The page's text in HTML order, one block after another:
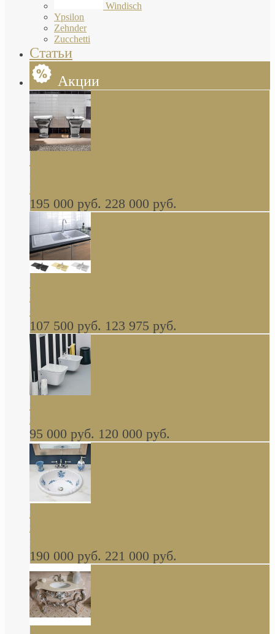
Windisch
Ypsilon
Zehnder
Zucchetti
Статьи
Акции
Butterfly Scarabeo КОМПЛЕКТ санфаянса
глянцевая платина В НАЛИЧИИ
195 000 руб. 228 000 руб.
керамическая мойка 1160 x 510 мм белая,
серая, черная, бежевая В НАЛИЧИИ
107 500 руб. 123 975 руб.
навесное КОМПЛЕКТ
95 000 руб. 120 000 руб.
Decorated Bathroom раковина овальная
встраиваемая для ванной с рисунком синяя
роза В НАЛИЧИИ
190 000 руб. 221 000 руб.